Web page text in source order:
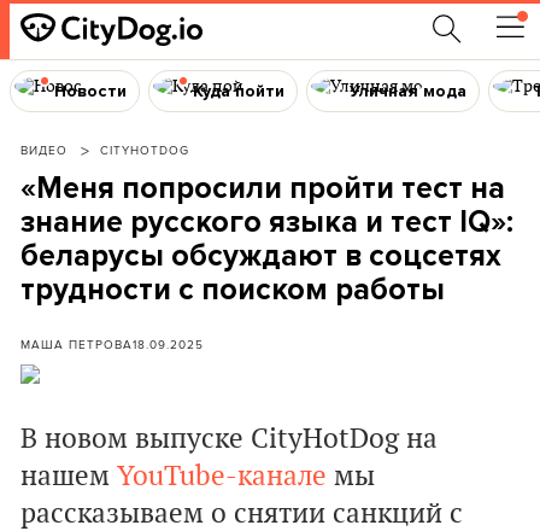
Новости Куда пойти Уличная мода
ВИДЕО CITYHOTDOG
«Меня попросили пройти тест на
знание русского языка и тест IQ»:
беларусы обсуждают в соцсетях
трудности с поиском работы
МАША ПЕТРОВА18.09.2025
В новом выпуске CityHotDog на
нашем YouTube-канале мы
рассказываем о снятии санкций с